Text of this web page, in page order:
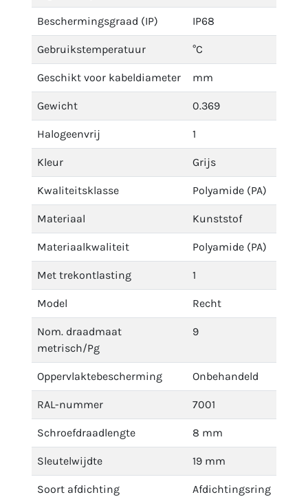
Beschermingsgraad (IP) IP68
Gebruikstemperatuur °C
Geschikt voor kabeldiameter mm
Gewicht 0.369
Halogeenvrij 1
Kleur Grijs
Kwaliteitsklasse Polyamide (PA)
Materiaal Kunststof
Materiaalkwaliteit Polyamide (PA)
Met trekontlasting 1
Model Recht
Nom. draadmaat
metrisch/Pg
9
Oppervlaktebescherming Onbehandeld
RAL-nummer 7001
Schroefdraadlengte 8 mm
Sleutelwijdte 19 mm
Soort afdichting Afdichtingsring